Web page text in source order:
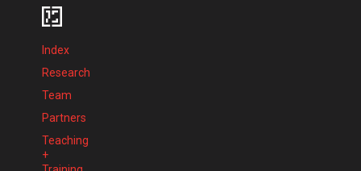
Index
Research
Team
Partners
Teaching
+